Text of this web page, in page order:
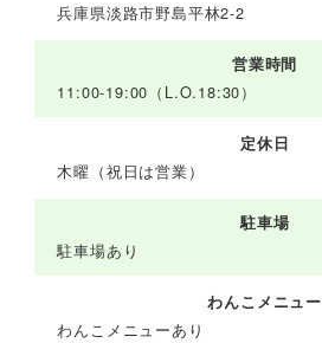
兵庫県淡路市野島平林2-2
営業時間
11:00-19:00（L.O.18:30）
定休日
木曜（祝日は営業）
駐車場
駐車場あり
わんこメニュー
わんこメニューあり